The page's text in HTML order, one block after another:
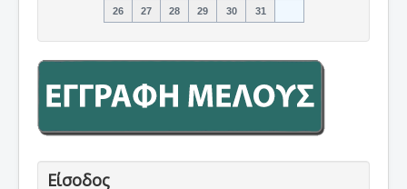
26 27 28 29 30 31
Είσοδος